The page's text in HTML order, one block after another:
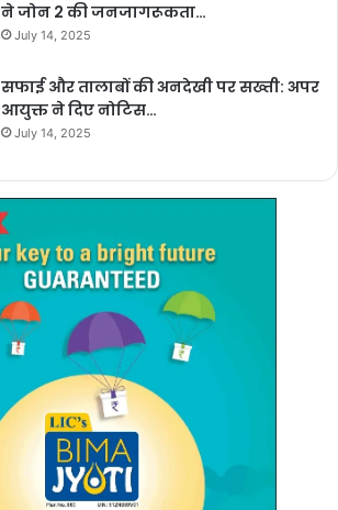
ने जोन 2 की जनजागरूकता…
July 14, 2025
सफाई और तालाबों की अनदेखी पर सख्ती: अपर
आयुक्त ने दिए नोटिस…
July 14, 2025